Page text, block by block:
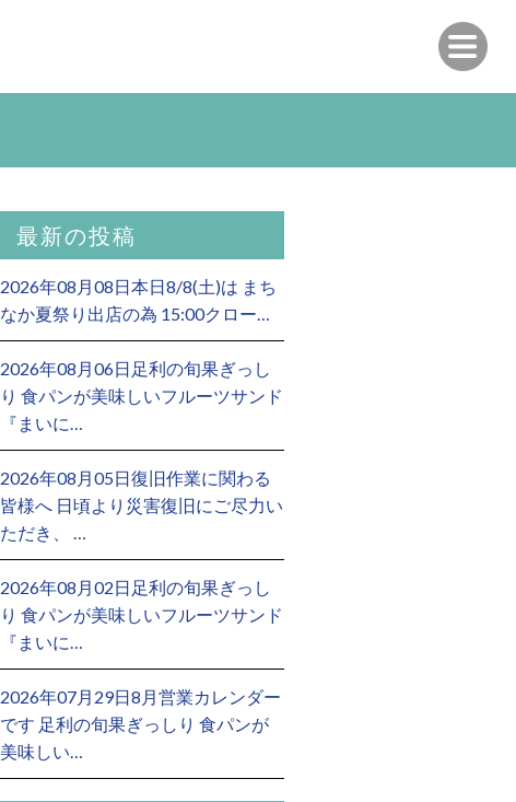
最新の投稿
2026年08月08日本日8/8(土)は まち
なか夏祭り出店の為 15:00クロー…
2026年08月06日足利の旬果ぎっし
り 食パンが美味しいフルーツサンド
『まいに…
2026年08月05日復旧作業に関わる
皆様へ 日頃より災害復旧にご尽力い
ただき、 …
2026年08月02日足利の旬果ぎっし
り 食パンが美味しいフルーツサンド
『まいに…
2026年07月29日8月営業カレンダー
です 足利の旬果ぎっしり 食パンが
美味しい…